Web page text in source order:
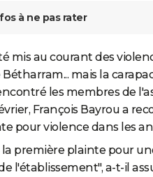
à ne pas rater
mis au courant des
mais la
les membres de
François Bayrou a
pour violence dans les
la première plainte pour
l'établissement", a-t-il